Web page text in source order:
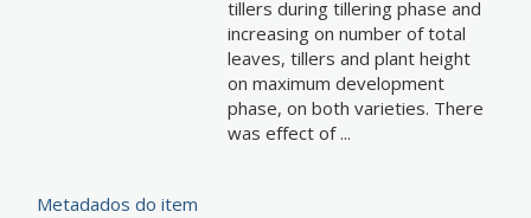
tillers during tillering phase and
increasing on number of total
leaves, tillers and plant height
on maximum development
phase, on both varieties. There
was effect of ...
Metadados do item